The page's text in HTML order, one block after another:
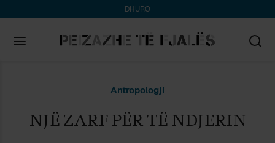
DHURO
Antropologji
NJË ZARF PËR TË NDJERIN